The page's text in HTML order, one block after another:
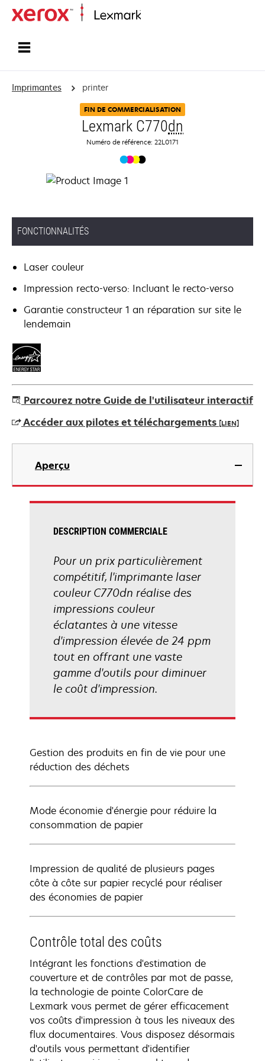
Imprimantes printer
FIN DE COMMERCIALISATION
Lexmark C770dn
Numéro de référence: 22L0171
FONCTIONNALITÉS
Laser couleur
Impression recto-verso: Incluant le recto-verso
Garantie constructeur 1 an réparation sur site le
lendemain
Parcourez notre Guide de l'utilisateur interactif
Accéder aux pilotes et téléchargements [LIEN]
s’ouvre
nouvel
onglet
Aperçu
DESCRIPTION COMMERCIALE
Pour un prix particulièrement
compétitif, l'imprimante laser
couleur C770dn réalise des
impressions couleur
éclatantes à une vitesse
d'impression élevée de 24 ppm
tout en offrant une vaste
gamme d'outils pour diminuer
le coût d'impression.
Gestion des produits en fin de vie pour une
réduction des déchets
Mode économie d'énergie pour réduire la
consommation de papier
Impression de qualité de plusieurs pages
côte à côte sur papier recyclé pour réaliser
des économies de papier
Contrôle total des coûts
Intégrant les fonctions d'estimation de
couverture et de contrôles par mot de passe,
la technologie de pointe ColorCare de
Lexmark vous permet de gérer efficacement
vos coûts d'impression à tous les niveaux des
flux documentaires. Vous disposez désormais
d'outils vous permettant d'identifier